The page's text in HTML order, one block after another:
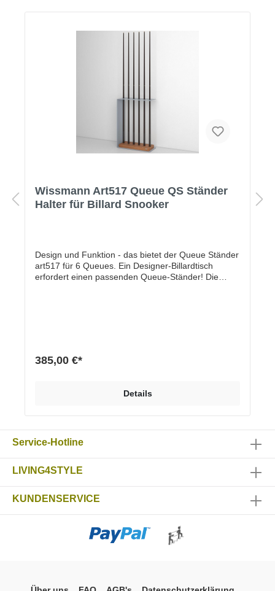
Wissmann Art517 Queue QS Ständer
Halter für Billard Snooker
Design und Funktion - das bietet der Queue Ständer
art517 für 6 Queues. Ein Designer-Billardtisch
erfordert einen passenden Queue-Ständer! Die
QualitätDesign und sehr stabile Herstellung
Eiche Optionen Verschiedene RAL Farbtöne Sockel
385,00 €*
Details
Service-Hotline
LIVING4STYLE
KUNDENSERVICE